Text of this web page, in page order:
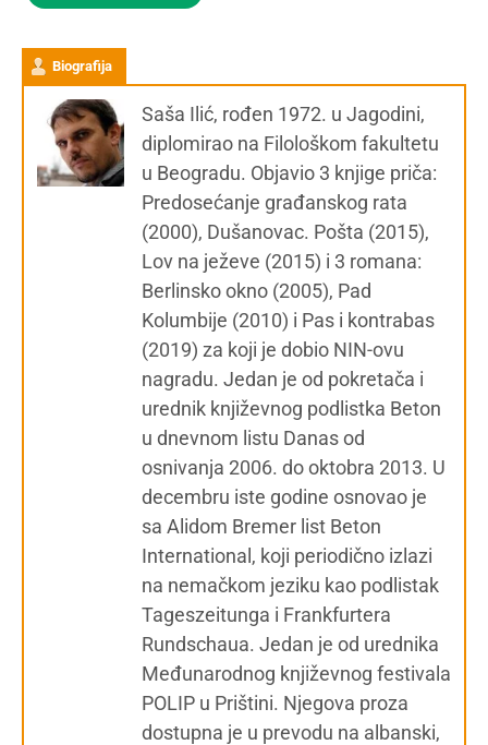
Biografija
Saša Ilić, rođen 1972. u Jagodini,
diplomirao na Filološkom fakultetu
u Beogradu. Objavio 3 knjige priča:
Predosećanje građanskog rata
(2000), Dušanovac. Pošta (2015),
Lov na ježeve (2015) i 3 romana:
Berlinsko okno (2005), Pad
Kolumbije (2010) i Pas i kontrabas
(2019) za koji je dobio NIN-ovu
nagradu. Jedan je od pokretača i
urednik književnog podlistka Beton
u dnevnom listu Danas od
osnivanja 2006. do oktobra 2013. U
decembru iste godine osnovao je
sa Alidom Bremer list Beton
International, koji periodično izlazi
na nemačkom jeziku kao podlistak
Tageszeitunga i Frankfurtera
Rundschaua. Jedan je od urednika
Međunarodnog književnog festivala
POLIP u Prištini. Njegova proza
dostupna je u prevodu na albanski,